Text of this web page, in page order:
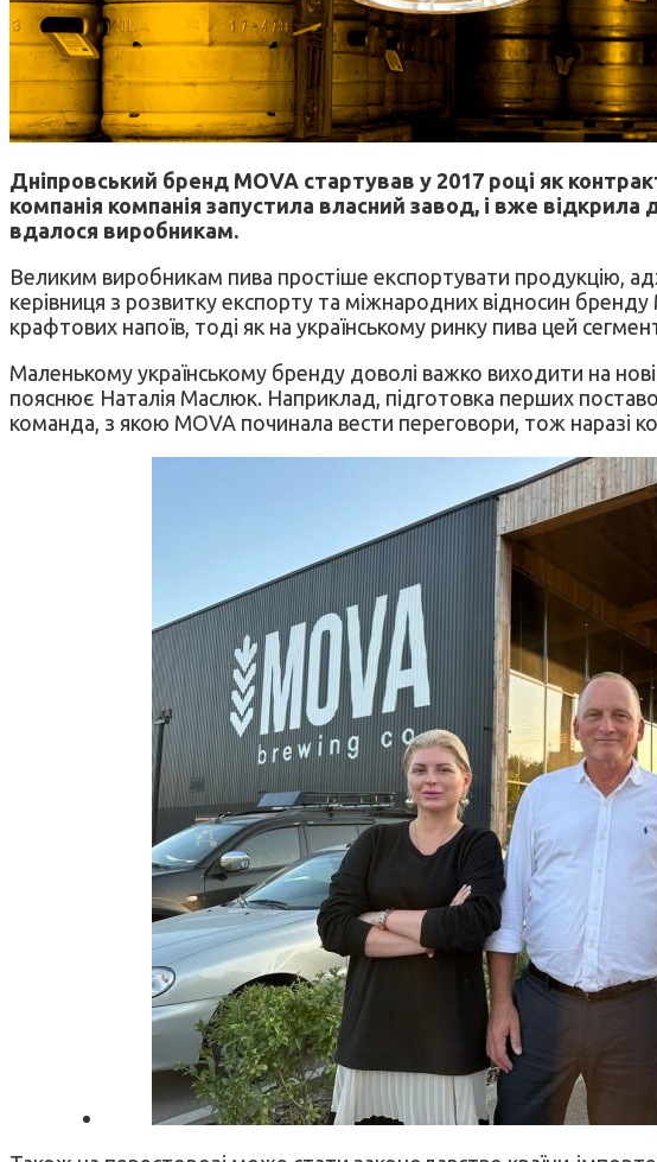
Дніпровський бренд MOVA стартував у 2017 році як
компанія компанія запустила власний завод, і вже
вдалося виробникам.
Великим виробникам пива простіше експортувати продукцію,
керівниця з розвитку експорту та міжнародних відносин бренду
крафтових напоїв, тоді як на українському ринку пива цей
Маленькому українському бренду доволі важко виходити на
пояснює Наталія Маслюк. Наприклад, підготовка перших
команда, з якою MOVA починала вести переговори, тож